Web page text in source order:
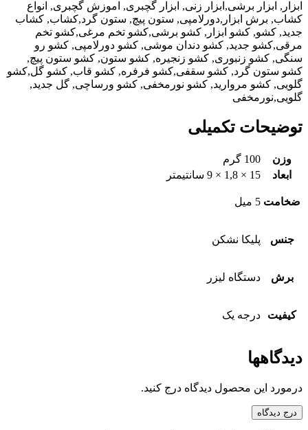
ابزار, ابزار برشی,ابزار زنی, ابزار گچبری, اموزش گچبری, انواع
کشاب, برش ابزار,دورلامپی, ستون پیچ, ستون گرد,کشاب, کشاب
جدید, کشو, کشو ابزار, کشو برشی,کشو تخم مرغی,کشو تخم
مرقی,کشو جدید, کشو دندان موشی, کشو دورلامپی, کشو رو
سنگی, کشو زنبوری, کشو زنجیره, کشو ستون, کشو ستون پیچ,
کشو ستون گرد, کشو سقفی,کشو فرفره, کشو قاب, کشو گل,کشو
گلویی, کشو مروارید, کشو نورمخفی, کشو ورساچی, گل جدید,
گلویی,نورمخفی
توضیحات تکمیلی
وزن
100 گرم
ابعاد
15 × 1,8 × 9 سانتیمتر
ضخامت 5 میل
جنس پلیکا نشکن
برش دستگاه لیزر
کیفیت درجه یک
دیدگاهها
درمورد این محصول دیدگاه درج کنید.
درج دیدگاه